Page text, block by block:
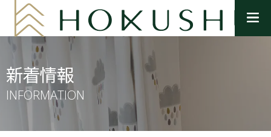
ニ
新着情報
INFORMATION